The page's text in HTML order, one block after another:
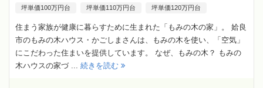
坪単価100万円台 坪単価110万円台 坪単価120万円台
住まう家族が健康に暮らすために生まれた「もみの木の家」。 姶良
市のもみの木ハウス・かごしまさんは、もみの木を使い、「空気」
にこだわった住まいを提供しています。 なぜ、もみの木？ もみの
木ハウスの家づ ... 続きを読む